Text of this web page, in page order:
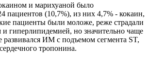
и марихуаной было
пациентов (10,7%), из них 4,7% - кокаин,
пациенты были моложе, реже страдали
гиперлипидемией, но значительно чаще
ИМ с подъемом сегмента ST,
тропонина.